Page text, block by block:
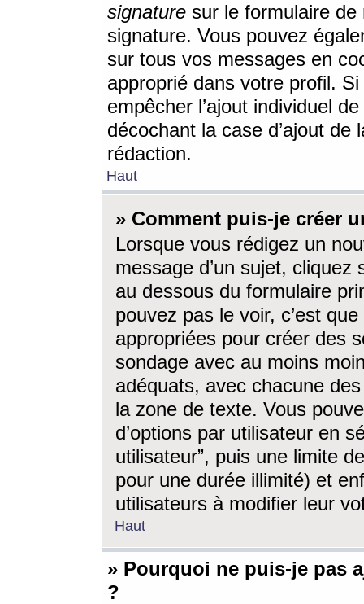
signature sur le formulaire de
signature. Vous pouvez
sur tous vos messages en
approprié dans votre profil.
empêcher l’ajout individuel
décochant la case d’ajout
rédaction.
Haut
» Comment puis-je créer
Lorsque vous rédigez un
message d’un sujet, cliquez
au dessous du formulaire
pouvez pas le voir, c’est
appropriées pour créer des
sondage avec au moins
adéquats, avec chacune
la zone de texte. Vous
d’options par utilisateur en
utilisateur”, puis une limite
pour une durée illimité) et
utilisateurs à modifier leur
Haut
» Pourquoi ne puis-je pas
?